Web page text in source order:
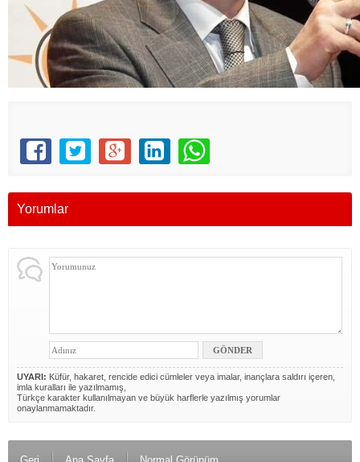
Yorumlar
UYARI: Küfür, hakaret, rencide edici cümleler veya imalar, inançlara saldırı içeren,
imla kuralları ile yazılmamış,
Türkçe karakter kullanılmayan ve büyük harflerle yazılmış yorumlar
onaylanmamaktadır.
Geri Ana Sayfa Normal Görünüm